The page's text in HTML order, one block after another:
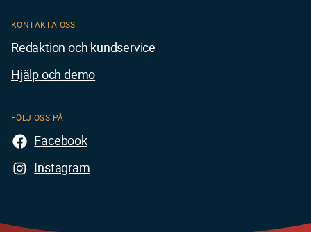
KONTAKTA OSS
Redaktion och kundservice
Hjälp och demo
FÖLJ OSS PÅ
Facebook
Instagram